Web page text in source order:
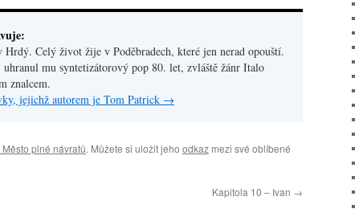
Celý život žije v Poděbradech, které jen nerad opouští.
mu syntetizátorový pop 80. let, zvláště žánr Italo
znalcem.
jejichž autorem je Tom Patrick →
plné návratů. Můžete si uložit jeho odkaz mezi své oblíbené
Kapitola 10 – Ivan →